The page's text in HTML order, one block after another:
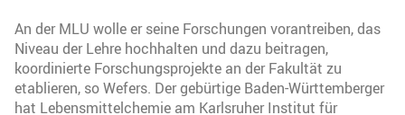
An der MLU wolle er seine Forschungen vorantreiben, das
Niveau der Lehre hochhalten und dazu beitragen,
koordinierte Forschungsprojekte an der Fakultät zu
etablieren, so Wefers. Der gebürtige Baden-Württemberger
hat Lebensmittelchemie am Karlsruher Institut für